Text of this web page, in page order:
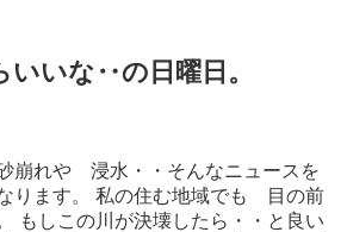
いいな‥の日曜日。
崩れや 浸水・・そんなニュースを
ります。
私の住む地域でも 目の前
もしこの川が決壊したら・・と良い